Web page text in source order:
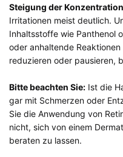
Steigung der Konzentration
Irritationen meist deutlich.
Inhaltsstoffe wie Panthenol
oder anhaltende
reduzieren oder pausieren,
Bitte beachten Sie: Ist die
gar mit Schmerzen oder
Sie die Anwendung von
nicht, sich von einem
beraten zu lassen.